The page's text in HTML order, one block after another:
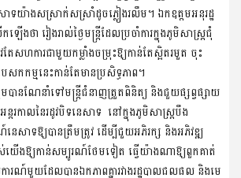
សា​ទ​យ៉ាងសស្រាក់សស្រាំដូចភ្លៀងរលឹម។ ឯកឧត្តមអនុរដ្ឋ
ើងថា រៀងរាល់ថ្ងៃមន្រ្តីដែលប្រចាំការក្នុងភូមិសាស្រ្តជុំ
តែសហកា​រ​ជាមួយ​​កម្លាំង​ចម្រុះឱ្យកាន់តែស្អិតរមួត ចុះ
េសកកម្មនេះ​កាន់តែ​មានប្រសិទ្ធភាព។
មបានណែនាំទៅមន្ត្រីជំនាញត្រួតពិនិត្យ និងជួយផ្សព្វផ្សាយ​
ន្តរកាលនៃរដូវបិទនេសាទ នៅក្នុងភូមិសាស្រ្តបឹង
េសាទឱ្យបានត្រឹមត្រូវ ដើម្បីជួយអភិរក្ស និងអភិវឌ្ឍ
ើងឱ្យកាន់សម្បូរណ៍ថែ​មទៀត ធ្វើយ៉ាងណាឱ្យពួកគាត់
ារណ៍​មួយដែលបានឯកភាពគ្នារវាងរដ្ឋបាលជលផល និងមេ